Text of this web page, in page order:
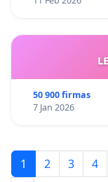
50 900 firmas
7 Jan 2026
1 2 3 4